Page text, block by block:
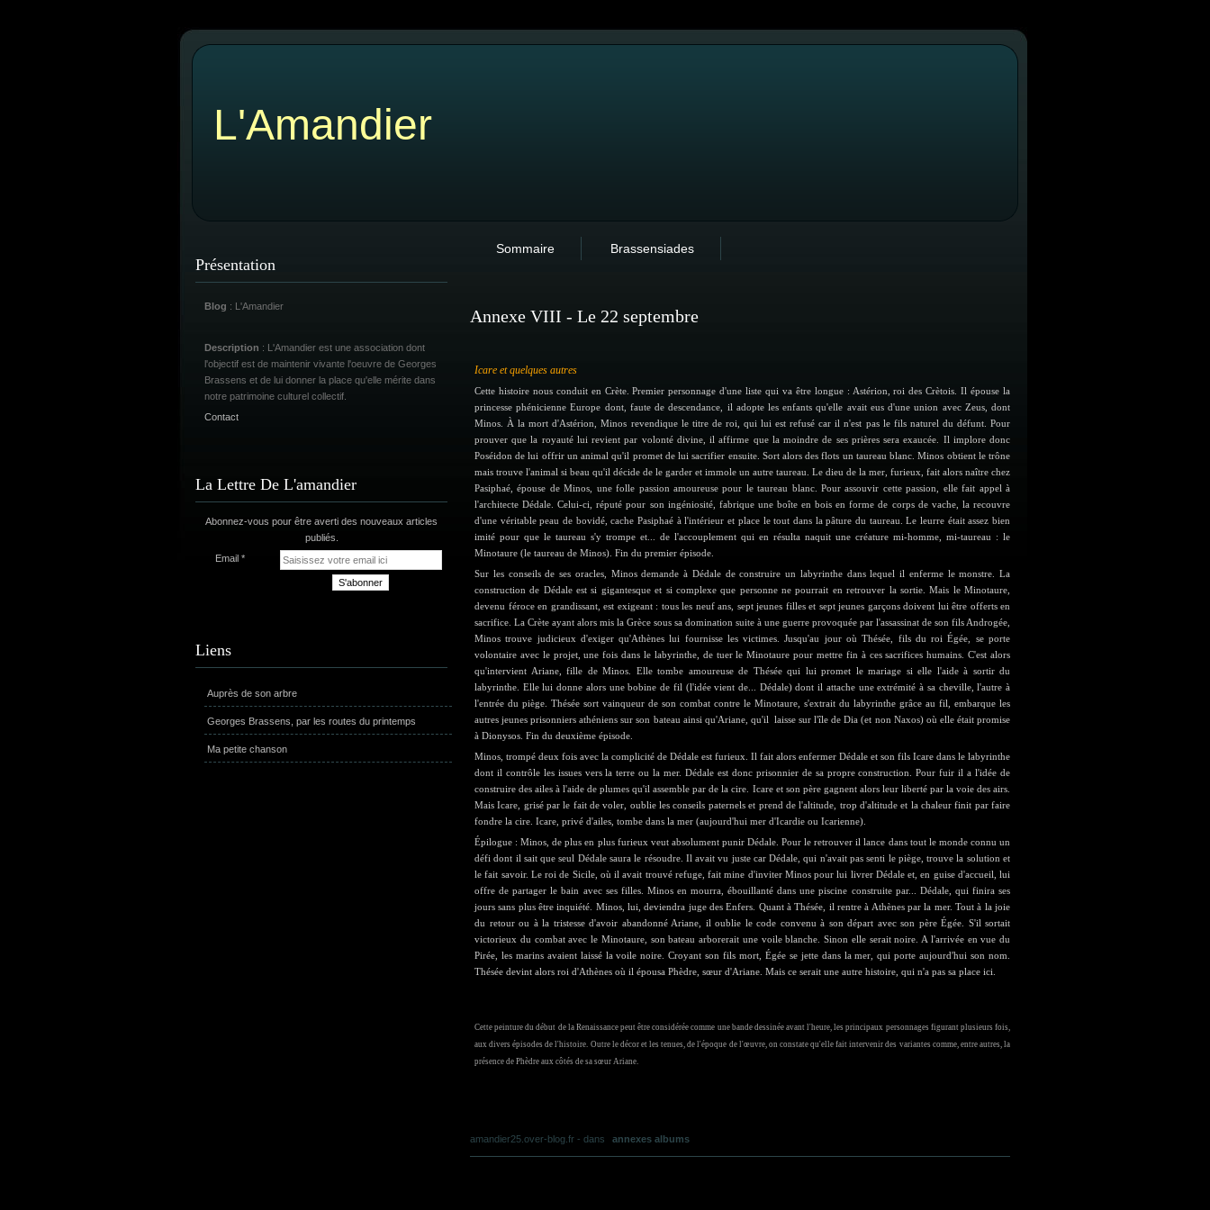
L'Amandier
Présentation
Blog : L'Amandier
Description : L'Amandier est une association dont
l'objectif est de maintenir vivante l'oeuvre de Georges
Brassens et de lui donner la place qu'elle mérite dans
notre patrimoine culturel collectif.
Contact
La Lettre De L'amandier
Abonnez-vous pour être averti des nouveaux articles
publiés.
Email
Liens
Auprès de son arbre
Georges Brassens, par les routes du printemps
Ma petite chanson
Sommaire Brassensiades
Annexe VIII - Le 22 septembre
Icare et quelques autres
Cette histoire nous conduit en Crète. Premier personnage d'une liste qui va être longue : Astérion, roi des Crètois. Il épouse la
princesse phénicienne Europe dont, faute de descendance, il adopte les enfants qu'elle avait eus d'une union avec Zeus, dont
Minos. À la mort d'Astérion, Minos revendique le titre de roi, qui lui est refusé car il n'est pas le fils naturel du défunt. Pour
prouver que la royauté lui revient par volonté divine, il affirme que la moindre de ses prières sera exaucée. Il implore donc
Poséidon de lui offrir un animal qu'il promet de lui sacrifier ensuite. Sort alors des flots un taureau blanc. Minos obtient le trône
mais trouve l'animal si beau qu'il décide de le garder et immole un autre taureau. Le dieu de la mer, furieux, fait alors naître chez
Pasiphaé, épouse de Minos, une folle passion amoureuse pour le taureau blanc. Pour assouvir cette passion, elle fait appel à
l'architecte Dédale. Celui-ci, réputé pour son ingéniosité, fabrique une boîte en bois en forme de corps de vache, la recouvre
d'une véritable peau de bovidé, cache Pasiphaé à l'intérieur et place le tout dans la pâture du taureau. Le leurre était assez bien
imité pour que le taureau s'y trompe et... de l'accouplement qui en résulta naquit une créature mi-homme, mi-taureau : le
Minotaure (le taureau de Minos). Fin du premier épisode.
Sur les conseils de ses oracles, Minos demande à Dédale de construire un labyrinthe dans lequel il enferme le monstre. La
construction de Dédale est si gigantesque et si complexe que personne ne pourrait en retrouver la sortie. Mais le Minotaure,
devenu féroce en grandissant, est exigeant : tous les neuf ans, sept jeunes filles et sept jeunes garçons doivent lui être offerts en
sacrifice. La Crète ayant alors mis la Grèce sous sa domination suite à une guerre provoquée par l'assassinat de son fils Androgée,
Minos trouve judicieux d'exiger qu'Athènes lui fournisse les victimes. Jusqu'au jour où Thésée, fils du roi Égée, se porte
volontaire avec le projet, une fois dans le labyrinthe, de tuer le Minotaure pour mettre fin à ces sacrifices humains. C'est alors
qu'intervient Ariane, fille de Minos. Elle tombe amoureuse de Thésée qui lui promet le mariage si elle l'aide à sortir du
labyrinthe. Elle lui donne alors une bobine de fil (l'idée vient de... Dédale) dont il attache une extrémité à sa cheville, l'autre à
l'entrée du piège. Thésée sort vainqueur de son combat contre le Minotaure, s'extrait du labyrinthe grâce au fil, embarque les
autres jeunes prisonniers athéniens sur son bateau ainsi qu'Ariane, qu'il laisse sur l'île de Dia (et non Naxos) où elle était promise
à Dionysos. Fin du deuxième épisode.
Minos, trompé deux fois avec la complicité de Dédale est furieux. Il fait alors enfermer Dédale et son fils Icare dans le labyrinthe
dont il contrôle les issues vers la terre ou la mer. Dédale est donc prisonnier de sa propre construction. Pour fuir il a l'idée de
construire des ailes à l'aide de plumes qu'il assemble par de la cire. Icare et son père gagnent alors leur liberté par la voie des airs.
Mais Icare, grisé par le fait de voler, oublie les conseils paternels et prend de l'altitude, trop d'altitude et la chaleur finit par faire
fondre la cire. Icare, privé d'ailes, tombe dans la mer (aujourd'hui mer d'Icardie ou Icarienne).
Épilogue : Minos, de plus en plus furieux veut absolument punir Dédale. Pour le retrouver il lance dans tout le monde connu un
défi dont il sait que seul Dédale saura le résoudre. Il avait vu juste car Dédale, qui n'avait pas senti le piège, trouve la solution et
le fait savoir. Le roi de Sicile, où il avait trouvé refuge, fait mine d'inviter Minos pour lui livrer Dédale et, en guise d'accueil, lui
offre de partager le bain avec ses filles. Minos en mourra, ébouillanté dans une piscine construite par... Dédale, qui finira ses
jours sans plus être inquiété. Minos, lui, deviendra juge des Enfers. Quant à Thésée, il rentre à Athènes par la mer. Tout à la joie
du retour ou à la tristesse d'avoir abandonné Ariane, il oublie le code convenu à son départ avec son père Égée. S'il sortait
victorieux du combat avec le Minotaure, son bateau arborerait une voile blanche. Sinon elle serait noire. A l'arrivée en vue du
Pirée, les marins avaient laissé la voile noire. Croyant son fils mort, Égée se jette dans la mer, qui porte aujourd'hui son nom.
Thésée devint alors roi d'Athènes où il épousa Phèdre, sœur d'Ariane. Mais ce serait une autre histoire, qui n'a pas sa place ici.
Cette peinture du début de la Renaissance peut être considérée comme une bande dessinée avant l'heure, les principaux personnages figurant plusieurs fois,
aux divers épisodes de l'histoire. Outre le décor et les tenues, de l'époque de l'œuvre, on constate qu'elle fait intervenir des variantes comme, entre autres, la
présence de Phèdre aux côtés de sa sœur Ariane.
amandier25.over-blog.fr - dans annexes albums